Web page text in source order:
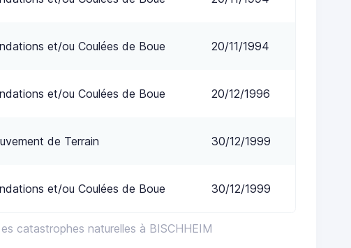
catastrophes naturelles à BISCHHEIM
et/ou Coulées de Boue 20/11/1994
et/ou Coulées de Boue 20/12/1996
de Terrain 30/12/1999
et/ou Coulées de Boue 30/12/1999